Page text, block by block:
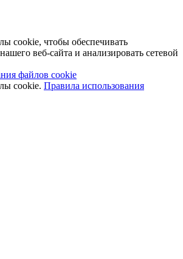
cookie, чтобы обеспечивать
веб-сайта и анализировать сетевой
файлов cookie
cookie. Правила использования